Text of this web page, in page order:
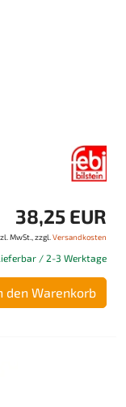
38,25 EUR
MwSt., zzgl. Versandkosten
/ 2-3 Werktage
den Warenkorb